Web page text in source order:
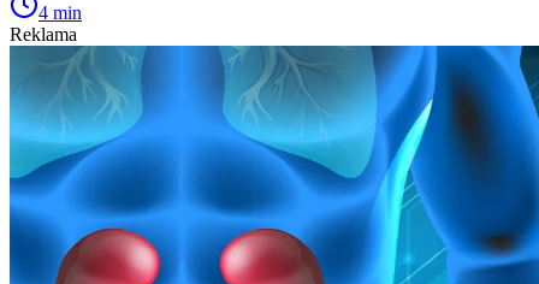
4 min
Reklama